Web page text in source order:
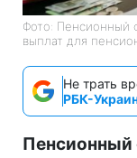
Фото: Пенсионный
выплат для
Не трать
РБК-
Пенсионный